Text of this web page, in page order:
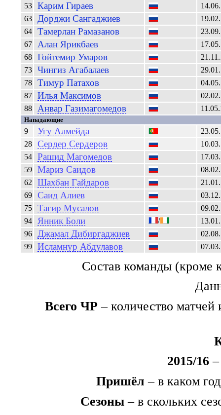
53
КаримГираев
63
ДорджиСангаджиев
64
ТамерланРамазанов
67
Алан Ярикбаев
68
ГойтемирУмаров
73
Чингиз Агабалаев
78
ТимурПатахов
87
ИльяМаксимов
88
АнварГазимагомедов
Нападающие
9 Угу Алмейда
28
СердерСердеров
54
РашидМагомедов
59
МаризСаидов
62
ШахбанГайдаров
69
Саид Алиев
75
ТагирМусалов
94
ЯнникБоли /
96
Джамал Дибиргаджиев
99
Исламнур Абдулавов
Состав команды (кроме
Всего ЧР – количество
2015/16 –
Пришёл – в каком
Сезоны – в скольких